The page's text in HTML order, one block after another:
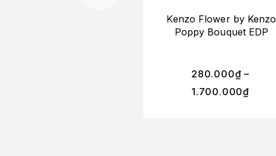
Kenzo Flower by Kenzo
Poppy Bouquet EDP
280.000₫ –
1.700.000₫